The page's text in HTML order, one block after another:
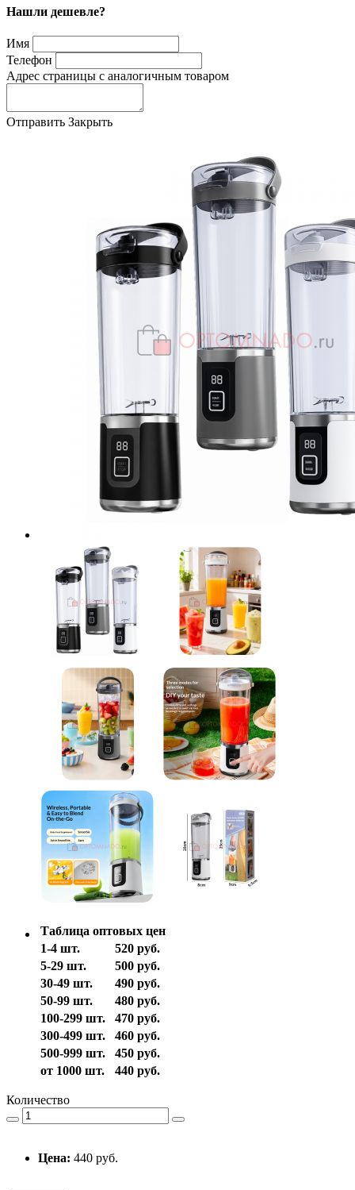
Нашли дешевле?
Имя
Телефон
Адрес страницы с аналогичным товаром
Отправить Закрыть
Таблица оптовых цен
1-4 шт.
520 руб.
5-29 шт.
500 руб.
30-49 шт.
490 руб.
50-99 шт.
480 руб.
100-299 шт.
470 руб.
300-499 шт.
460 руб.
500-999 шт.
450 руб.
от 1000 шт.
440 руб.
Количество
Цена: 440 руб.